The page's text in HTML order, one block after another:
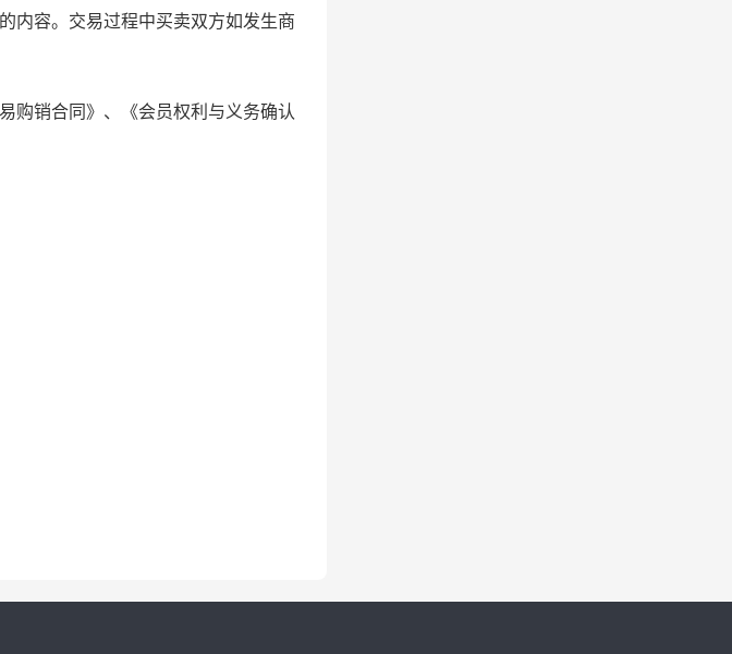
内容。交易过程中买卖双方如发生商
购销合同》、《会员权利与义务确认